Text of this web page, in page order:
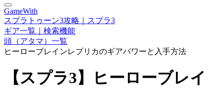
GameWith
スプラトゥーン3攻略｜スプラ3
ギア一覧｜検索機能
頭（アタマ）一覧
ヒーローブレインレプリカのギアパワーと入手方法
【スプラ3】ヒーローブレイ